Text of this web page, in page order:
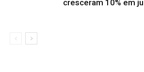
cresceram 10% em